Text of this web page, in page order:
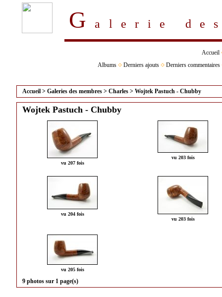
Galerie
Accueil
Albums
Derniers ajouts Derniers commentaires
Accueil > Galeries des membres > Charles > Wojtek Pastuch - Chubby
Wojtek Pastuch - Chubby
vu 207 fois
vu 203 fois
vu 204 fois
vu 203 fois
vu 205 fois
9 photos sur 1 page(s)